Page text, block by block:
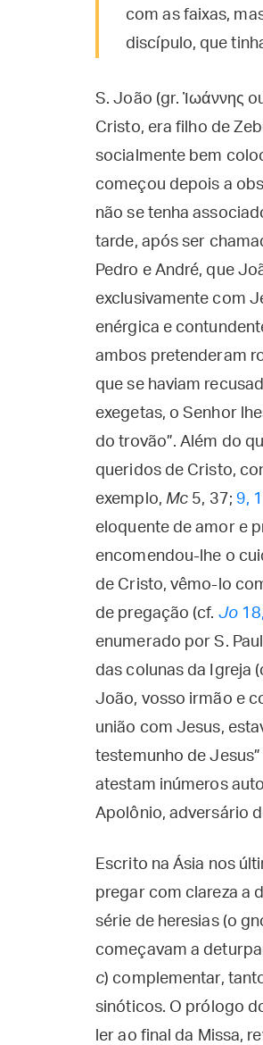
com as faixas,
discípulo, que
S. João (gr. Ἰωάννης
Cristo, era filho de
socialmente bem
começou depois a
não se tenha
tarde, após ser
Pedro e André, que
exclusivamente com
enérgica e
ambos pretenderam
que se haviam
exegetas, o Senhor
do trovão”. Além do
queridos de Cristo,
exemplo, Mc 5, 37; 9, 1
eloquente de amor e
encomendou-lhe o
de Cristo, vêmo-lo
de pregação (cf. Jo
enumerado por S.
das colunas da Igreja
João, vosso irmão e
união com Jesus,
testemunho de Jesus”
atestam inúmeros
Apolônio, adversário
Escrito na Ásia nos
pregar com clareza a
série de heresias (o
começavam a
c) complementar,
sinóticos. O prólogo
ler ao final da Missa,